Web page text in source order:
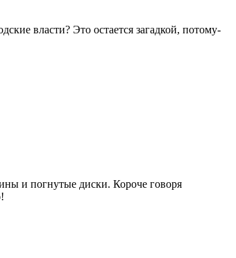
власти? Это остается загадкой, потому-
и погнутые диски. Короче говоря